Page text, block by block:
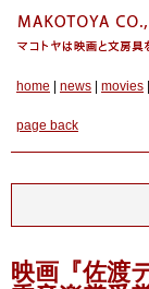
home news movies
page back
映画『佐渡